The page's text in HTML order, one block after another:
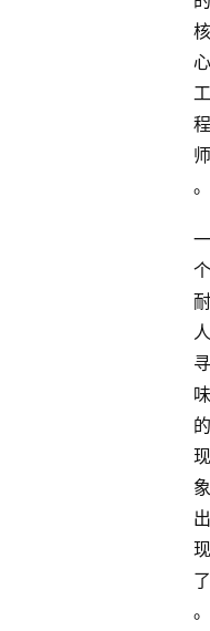
核
心
工
程
师
。
一
个
耐
人
寻
味
的
现
象
出
现
了
。